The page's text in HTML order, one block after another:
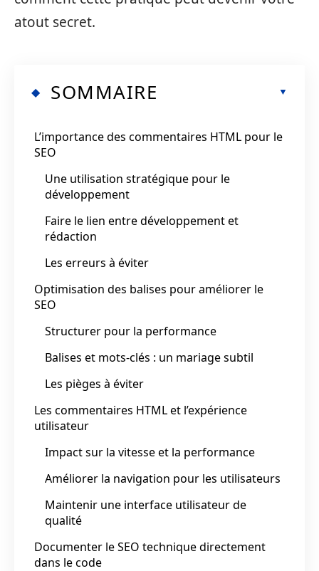
atout secret.
SOMMAIRE
L’importance des commentaires HTML pour le
SEO
Une utilisation stratégique pour le
développement
Faire le lien entre développement et
rédaction
Les erreurs à éviter
Optimisation des balises pour améliorer le
SEO
Structurer pour la performance
Balises et mots-clés : un mariage subtil
Les pièges à éviter
Les commentaires HTML et l’expérience
utilisateur
Impact sur la vitesse et la performance
Améliorer la navigation pour les utilisateurs
Maintenir une interface utilisateur de
qualité
Documenter le SEO technique directement
dans le code